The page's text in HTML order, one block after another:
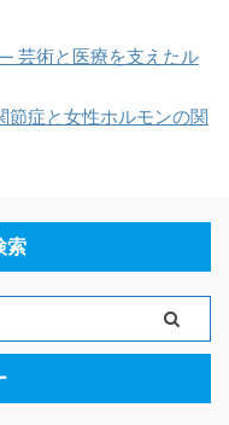
芸術と医療を支えたル
節症と女性ホルモンの関
索